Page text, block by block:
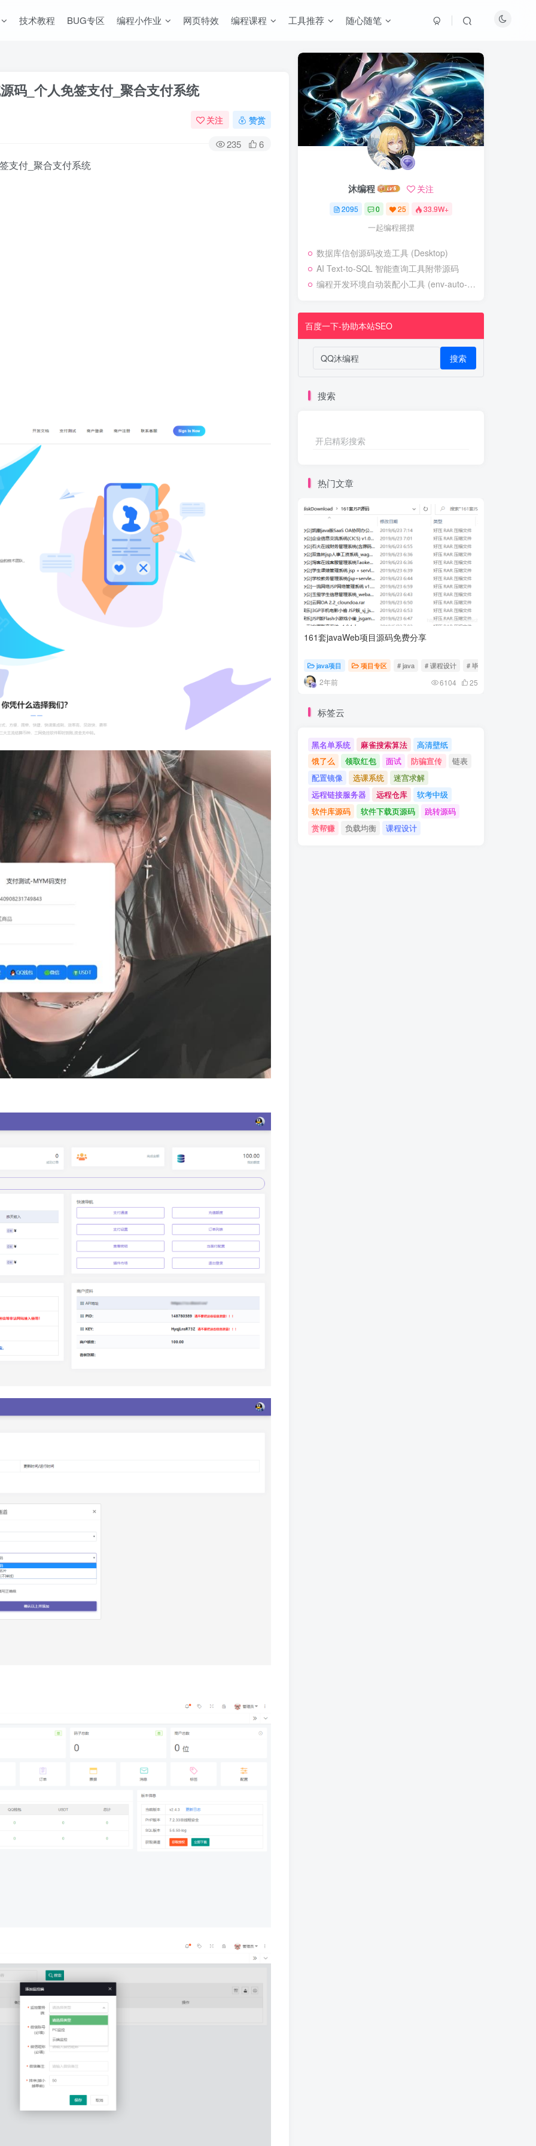
技术教程 BUG专区 编程小作业 网页特效 编程课程 工具推荐 随心随笔
码_个人免签支付_聚合支付系统
关注 赞赏
235 6
支付_聚合支付系统
沐编程 关注
2095 0 25 33.9W+
一起编程摇摆
数据库信创源码改造工具 (Desktop)
AI Text-to-SQL 智能查询工具附带源码
编程开发环境自动装配小工具 (env-auto-setup)
百度一下-协助本站SEO
搜索
搜索
开启精彩搜索
热门文章
161套javaWeb项目源码免费分享
java项目 项目专区 # java # 课程设计 # 毕业设计
2年前 6104 25
标签云
黑名单系统 麻雀搜索算法
高清壁纸
饿了么
领取红包 面试 防骗宣传
链表
配置镜像
选课系统
迷宫求解
远程链接服务器
远程仓库
软考中级
软件库源码
软件下载页源码
跳转源码
赏帮赚
负载均衡 课程设计